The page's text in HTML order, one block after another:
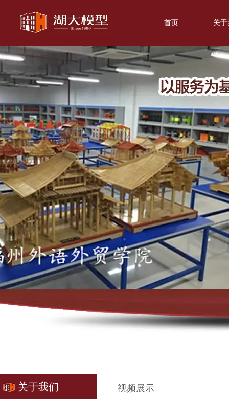
首页 关
关于我们 视频展示